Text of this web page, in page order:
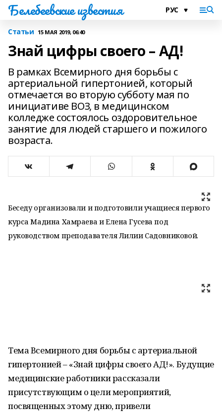
Белебеевские известия
Статьи 15 МАЯ 2019, 06:40
Знай цифры своего – АД!
В рамках Всемирного дня борьбы с
артериальной гипертонией, который
отмечается во вторую субботу мая по
инициативе ВОЗ, в медицинском
колледже состоялось оздоровительное
занятие для людей старшего и пожилого
возраста.
Беседу организовали и подготовили учащиеся первого
курса Мадина Хамраева и Елена Гусева под
руководством преподавателя Лилии Садовниковой.
Тема Всемирного дня борьбы с артериальной
гипертонией – «Знай цифры своего АД!». Будущие
медицинские работники рассказали
присутствующим о цели мероприятий,
посвященных этому дню, привели